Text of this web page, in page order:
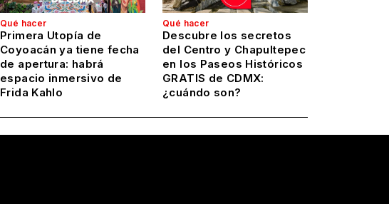
Qué hacer
Primera Utopía de
Coyoacán ya tiene fecha
de apertura: habrá
espacio inmersivo de
Frida Kahlo
Qué hacer
Descubre los secretos
del Centro y Chapultepec
en los Paseos Históricos
GRATIS de CDMX:
¿cuándo son?